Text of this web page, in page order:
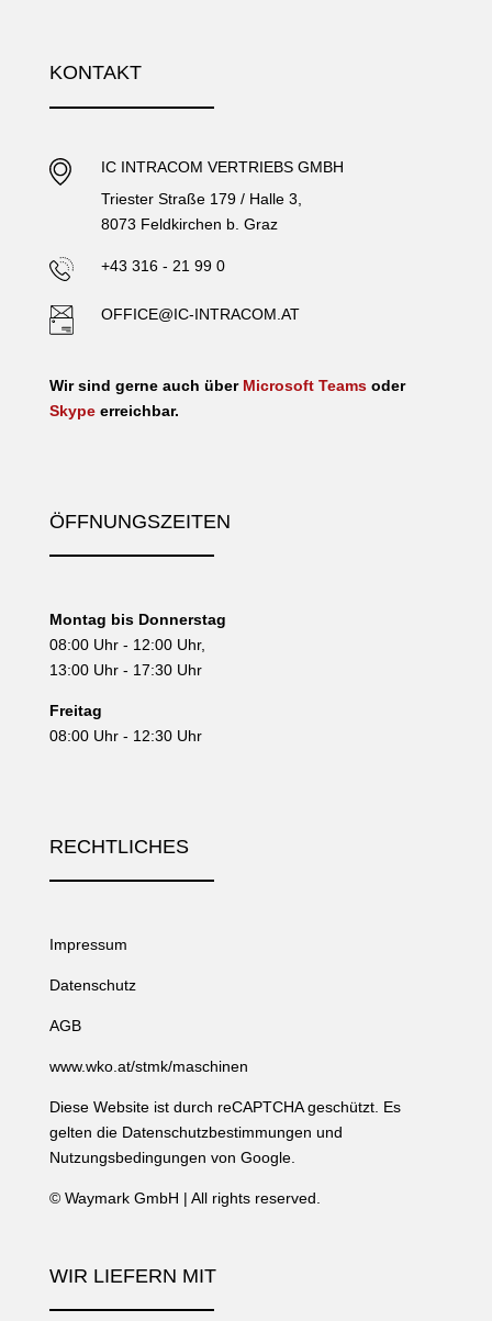
WIR LIEFERN MIT
KONTAKT
IC INTRACOM VERTRIEBS GMBH
Triester Straße 179 / Halle 3,
8073 Feldkirchen b. Graz
+43 316 - 21 99 0
OFFICE@IC-INTRACOM.AT
Wir sind gerne auch über Microsoft Teamsoder
Skypeerreichbar.
ÖFFNUNGSZEITEN
Montag bis Donnerstag
08:00 Uhr - 12:00 Uhr,
13:00 Uhr - 17:30 Uhr
Freitag
08:00 Uhr - 12:30 Uhr
RECHTLICHES
Impressum
Datenschutz
AGB
www.wko.at/stmk/maschinen
Diese Website ist durch reCAPTCHA geschützt. Es
gelten die Datenschutzbestimmungen und
Nutzungsbedingungen von Google.
© Waymark GmbH | All rights reserved.